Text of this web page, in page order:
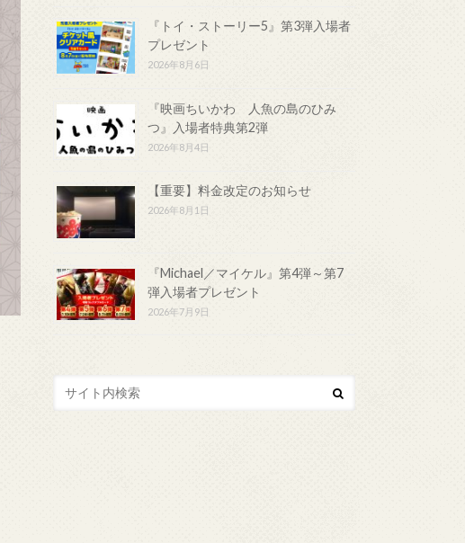
『トイ・ストーリー5』第3弾入場者
プレゼント
2026年8月6日
『映画ちいかわ 人魚の島のひみ
つ』入場者特典第2弾
2026年8月4日
【重要】料金改定のお知らせ
2026年8月1日
『Michael／マイケル』第4弾～第7
弾入場者プレゼント
2026年7月9日